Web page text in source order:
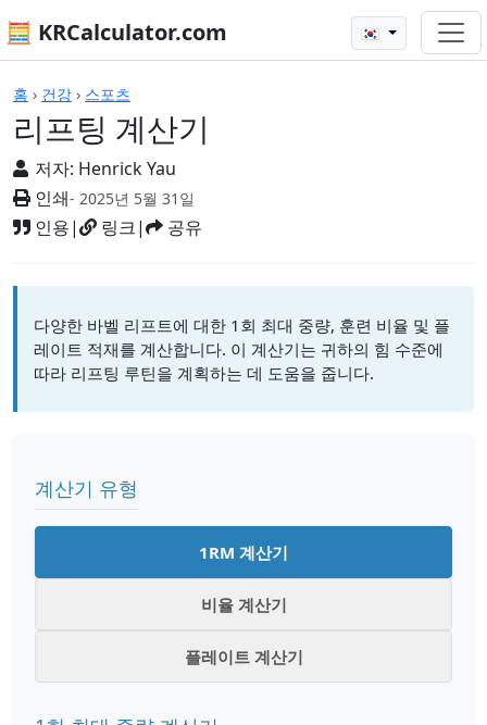
🧮 KRCalculator.com 🇰🇷
홈 › 건강 › 스포츠
리프팅 계산기
저자: Henrick Yau
인쇄- 2025년 5월 31일
인용| 링크| 공유
계산기
다양한 바벨 리프트에 대한 1회 최대 중량, 훈련 비율 및 플
레이트 적재를 계산합니다. 이 계산기는 귀하의 힘 수준에
따라 리프팅 루틴을 계획하는 데 도움을 줍니다.
계산기 유형
1RM 계산기
비율 계산기
플레이트 계산기